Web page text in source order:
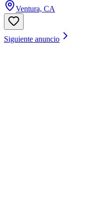
Ventura, CA
Siguiente anuncio